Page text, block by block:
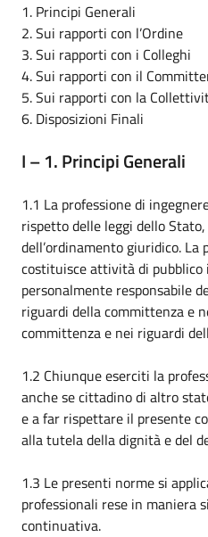
1. Principi Generali
2. Sui rapporti con l’Ordine
3. Sui rapporti con i Colleghi
4. Sui rapporti con il
5. Sui rapporti con la
6. Disposizioni Finali
I – 1. Principi Generali
1.1 La professione di
rispetto delle leggi dello
dell’ordinamento giuridico. La
costituisce attività di pubblico
personalmente responsabile
riguardi della committenza e
committenza e nei riguardi
1.2 Chiunque eserciti la
anche se cittadino di altro
e a far rispettare il presente
alla tutela della dignità e del
1.3 Le presenti norme si
professionali rese in maniera
continuativa.